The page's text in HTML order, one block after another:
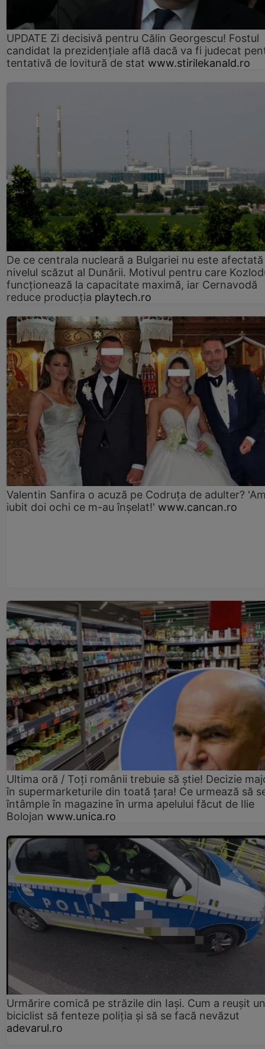
UPDATE Zi decisivă pentru Călin Georgescu! Fostul
candidat la prezidențiale află dacă va fi judecat
tentativă de lovitură de stat www.stirilekanald.ro
De ce centrala nucleară a Bulgariei nu este
nivelul scăzut al Dunării. Motivul pentru care
funcționează la capacitate maximă, iar Cernavodă
reduce producția playtech.ro
Valentin Sanfira o acuză pe Codruța de adulter?
iubit doi ochi ce m-au înșelat!' www.cancan.ro
Ultima oră / Toți românii trebuie să știe! Decizie
în supermarketurile din toată țara! Ce urmează să
întâmple în magazine în urma apelului făcut de Ilie
Bolojan www.unica.ro
Urmărire comică pe străzile din Iași. Cum a reușit un
biciclist să fenteze poliția și să se facă nevăzut
adevarul.ro